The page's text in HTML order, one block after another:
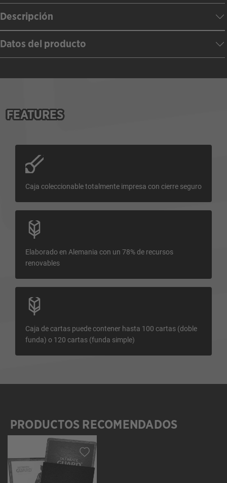
Descripción
Datos del producto
FEATURES
Caja coleccionable totalmente impresa con cierre seguro
Elaborado en Alemania con un 78% de recursos
renovables
Caja de cartas puede contener hasta 100 cartas (doble
funda) o 120 cartas (funda simple)
Omitir la galería de productos
PRODUCTOS RECOMENDADOS